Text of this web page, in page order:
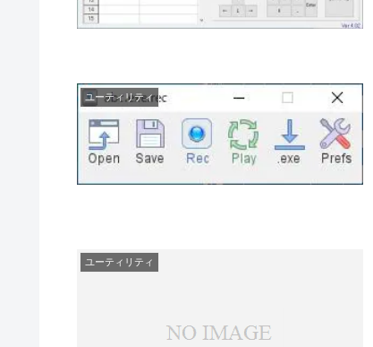
ユーティリティ
ユーティリティ